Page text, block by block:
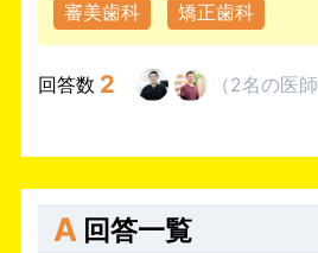
審美歯科 矯正歯科
回答数 2 （2名の医師
A 回答一覧